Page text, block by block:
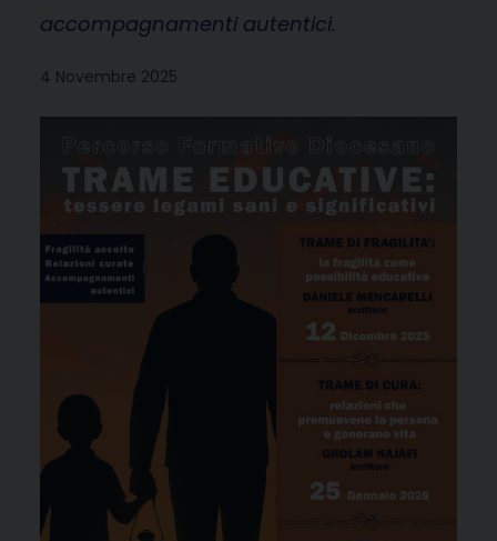
accompagnamenti autentici.
4 Novembre 2025